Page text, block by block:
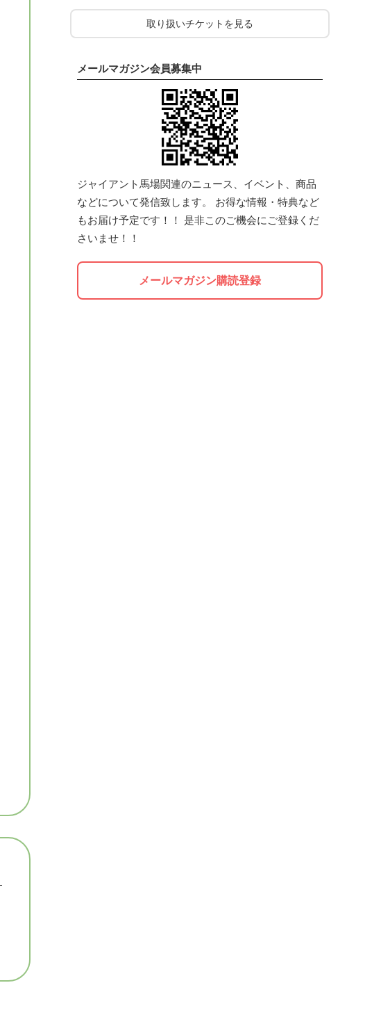
取り扱いチケットを見る
メールマガジン会員募集中
ジャイアント馬場関連のニュース、イベント、商品
などについて発信致します。 お得な情報・特典など
もお届け予定です！！ 是非このご機会にご登録くだ
さいませ！！
メールマガジン購読登録